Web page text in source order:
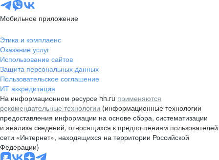
Мобильное приложение
Этика и комплаенс
Оказание услуг
Использование сайтов
Защита персональных данных
Пользовательское соглашение
ИТ аккредитация
На информационном ресурсе hh.ru применяются
рекомендательные технологии (информационные технологии
предоставления информации на основе сбора, систематизации
и анализа сведений, относящихся к предпочтениям пользователей
сети «Интернет», находящихся на территории Российской
Федерации)